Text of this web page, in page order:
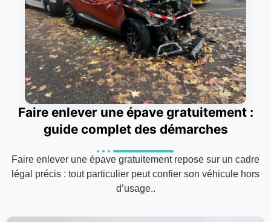
Faire enlever une épave gratuitement :
guide complet des démarches
Faire enlever une épave gratuitement repose sur un cadre
légal précis : tout particulier peut confier son véhicule hors
d’usage..